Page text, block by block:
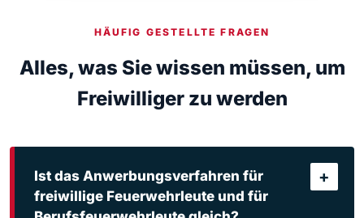
HÄUFIG GESTELLTE FRAGEN
Alles, was Sie wissen müssen, um
Freiwilliger zu werden
Ist das Anwerbungsverfahren für
freiwillige Feuerwehrleute und für
+